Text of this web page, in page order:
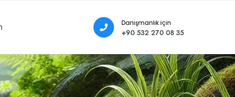
Danışmanlık için
+90 532 270 08 35